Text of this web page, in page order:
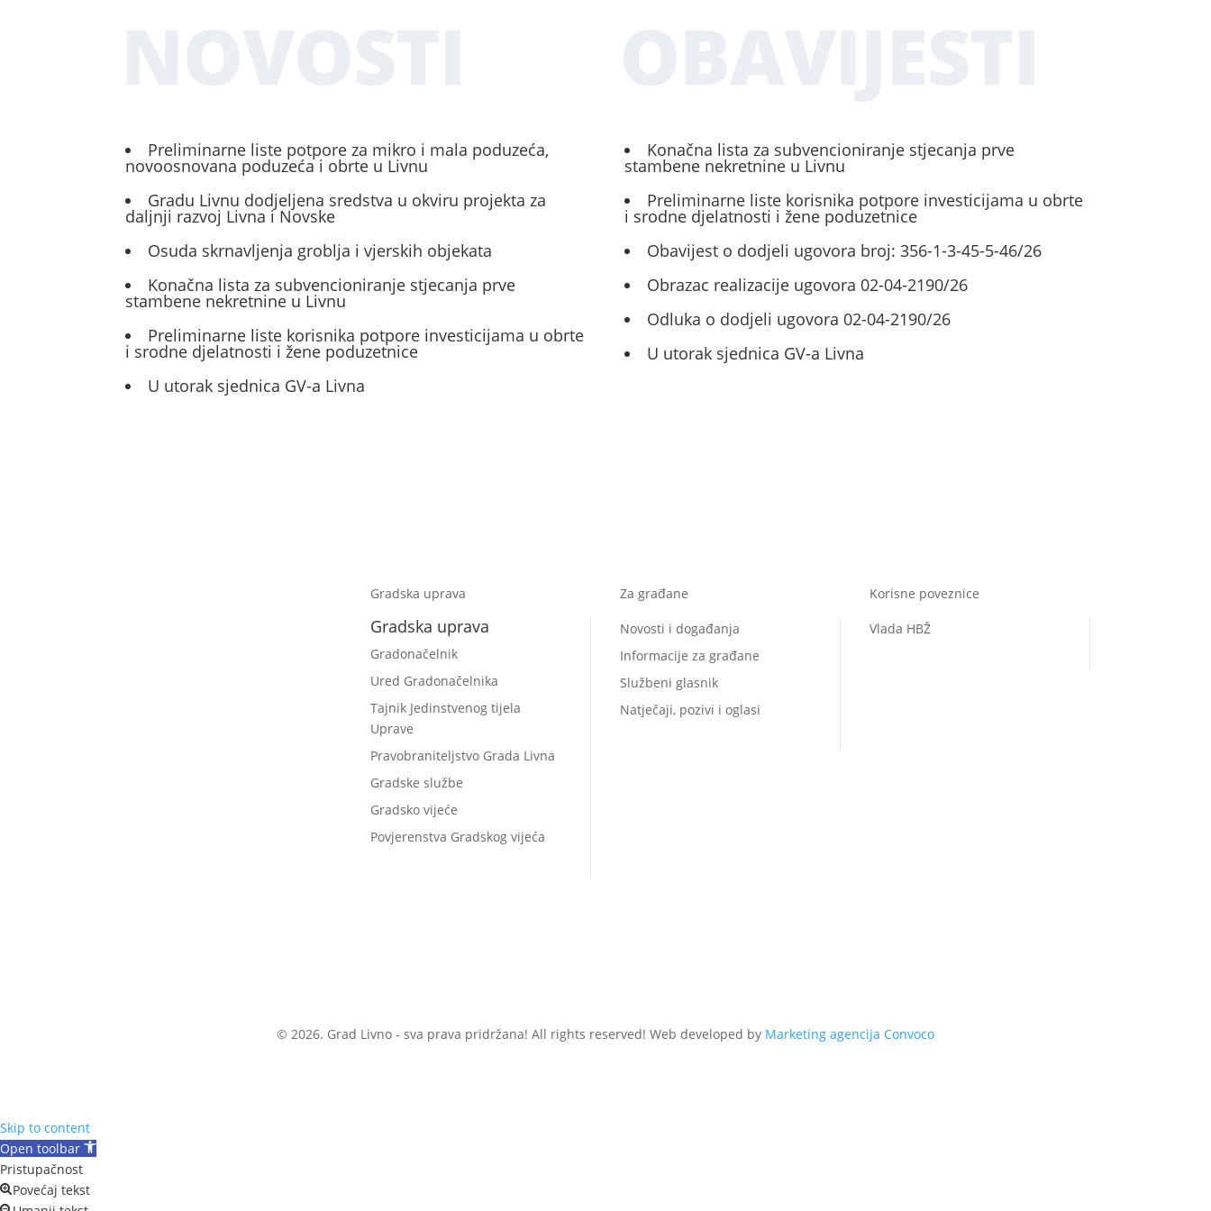
Preliminarne liste potpore za mikro i mala poduzeća,
novoosnovana poduzeća i obrte u Livnu
Gradu Livnu dodjeljena sredstva u okviru projekta za
daljnji razvoj Livna i Novske
Osuda skrnavljenja groblja i vjerskih objekata
Konačna lista za subvencioniranje stjecanja prve
stambene nekretnine u Livnu
Preliminarne liste korisnika potpore investicijama u obrte
i srodne djelatnosti i žene poduzetnice
U utorak sjednica GV-a Livna
Konačna lista za subvencioniranje stjecanja prve
stambene nekretnine u Livnu
Preliminarne liste korisnika potpore investicijama u obrte
i srodne djelatnosti i žene poduzetnice
Obavijest o dodjeli ugovora broj: 356-1-3-45-5-46/26
Obrazac realizacije ugovora 02-04-2190/26
Odluka o dodjeli ugovora 02-04-2190/26
U utorak sjednica GV-a Livna
Gradska uprava
Gradska uprava
Gradonačelnik
Ured Gradonačelnika
Tajnik Jedinstvenog tijela
Uprave
Pravobraniteljstvo Grada Livna
Gradske službe
Gradsko vijeće
Povjerenstva Gradskog vijeća
Za građane
Novosti i događanja
Informacije za građane
Službeni glasnik
Natječaji, pozivi i oglasi
Korisne poveznice
Vlada HBŽ
© 2026. Grad Livno - sva prava pridržana! All rights reserved! Web developed by Marketing agencija Convoco
Skip to content
Open toolbar
Pristupačnost
Povećaj tekst